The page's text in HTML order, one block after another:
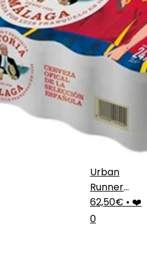
Urban
Runner
Dentada
62,50€ • ❤️
0